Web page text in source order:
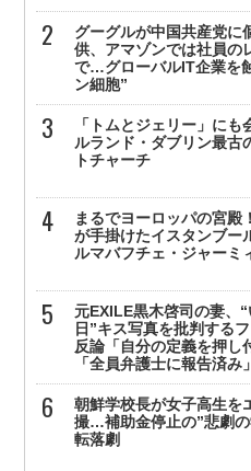
グーグルが中国共産党に
供、アマゾンでは社員の
で…グローバルIT企業を
ン細胞”
「トムとジェリー」にも
ルランド・ダブリン最古
トチャーチ
まるでヨーロッパの宮殿
が手掛けたイスタンブー
ルマバフチェ・ジャーミ
元EXILE黒木啓司の妻、
日”キス写真を批判する
反論「自分の定義を押し
「全員弁護士に報告済み」
朝鮮学校長が女子高生を
撮…補助金停止の”悲劇
転落劇